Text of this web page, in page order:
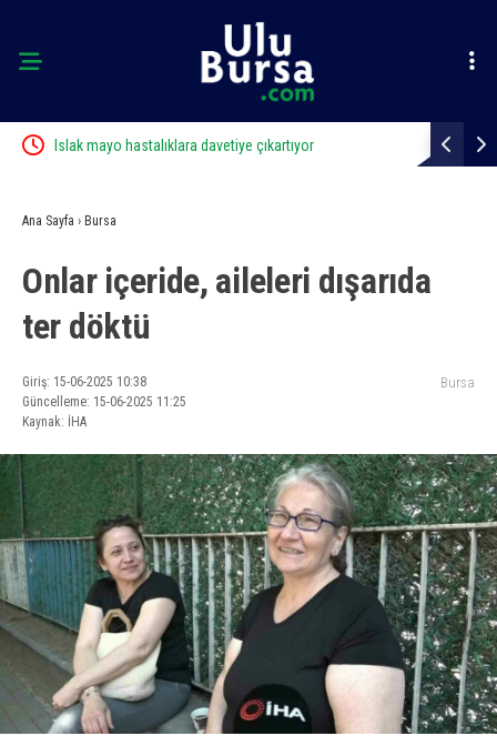
Islak mayo hastalıklara davetiye çıkartıyor Bir
Ana Sayfa › Bursa
Onlar içeride, aileleri dışarıda
ter döktü
Giriş: 15-06-2025 10:38
Güncelleme: 15-06-2025 11:25
Kaynak: İHA
Bursa